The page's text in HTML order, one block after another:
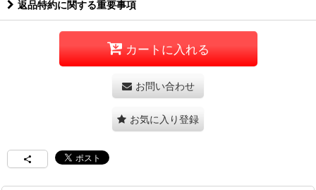
返品特約に関する重要事項
カートに入れる
お問い合わせ
お気に入り登録